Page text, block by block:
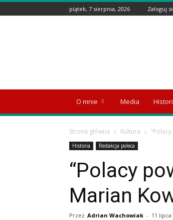
piątek, 7 sierpnia, 2026 Zaloguj
O mnie Media
Strona główna Kultura
Historia Redakcja poleca
“Polacy
Marian
Przez Adrian Wachowiak - 11 lipca